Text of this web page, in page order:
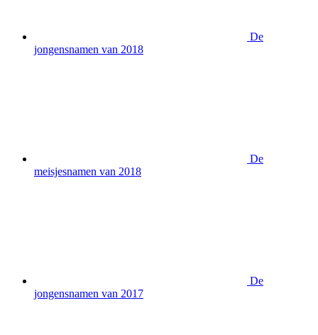
De
jongensnamen van 2018
De
meisjesnamen van 2018
De
jongensnamen van 2017